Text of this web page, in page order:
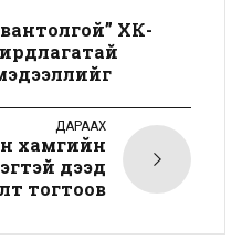
ХК-
ДАРААХ
хамгийн
дээд
тогтоов